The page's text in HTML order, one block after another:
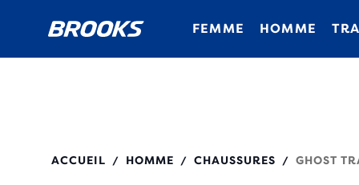
FEMME HOMME
ACCUEIL / HOMME / CHAUSSURES / GHOST